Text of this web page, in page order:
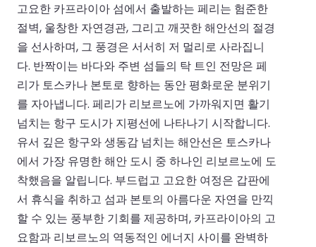
고요한 카프라이아 섬에서 출발하는 페리는 험준한
절벽, 울창한 자연경관, 그리고 깨끗한 해안선의 절경
을 선사하며, 그 풍경은 서서히 저 멀리로 사라집니
다. 반짝이는 바다와 주변 섬들의 탁 트인 전망은 페
리가 토스카나 본토로 향하는 동안 평화로운 분위기
를 자아냅니다. 페리가 리보르노에 가까워지면 활기
넘치는 항구 도시가 지평선에 나타나기 시작합니다.
유서 깊은 항구와 생동감 넘치는 해안선은 토스카나
에서 가장 유명한 해안 도시 중 하나인 리보르노에 도
착했음을 알립니다. 부드럽고 고요한 여정은 갑판에
서 휴식을 취하고 섬과 본토의 아름다운 자연을 만끽
할 수 있는 풍부한 기회를 제공하며, 카프라이아의 고
요함과 리보르노의 역동적인 에너지 사이를 완벽하